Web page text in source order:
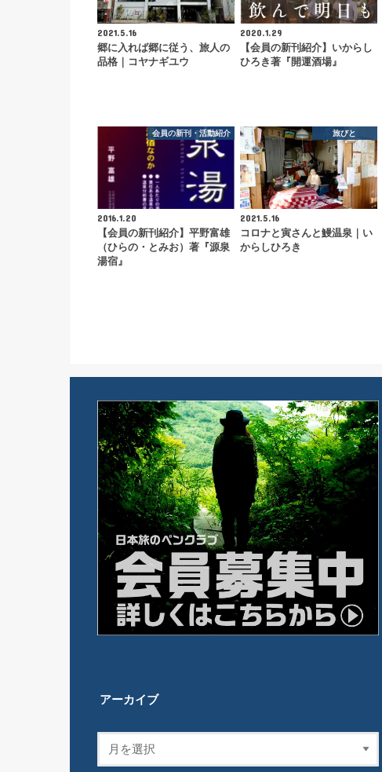
2021.5.16
郷に入れば郷に従う、旅人の
品格｜コヤナギユウ
2020.1.29
【会員の新刊紹介】いからし
ひろき著『開運酒場』
会員の新刊・活動紹介
2016.1.20
【会員の新刊紹介】平野富雄
（ひらの・とみお）著『源泉
湯宿』
旅びと
2021.5.16
コロナと寅さんと鰻温泉｜い
からしひろき
アーカイブ